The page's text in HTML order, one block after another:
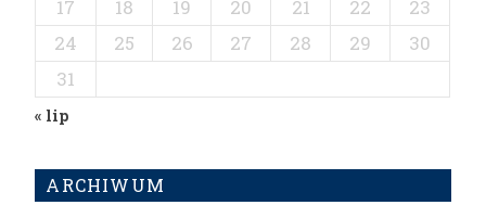
17
18 19 20 21 22
23
24
25 26 27 28 29
30
31
« lip
ARCHIWUM